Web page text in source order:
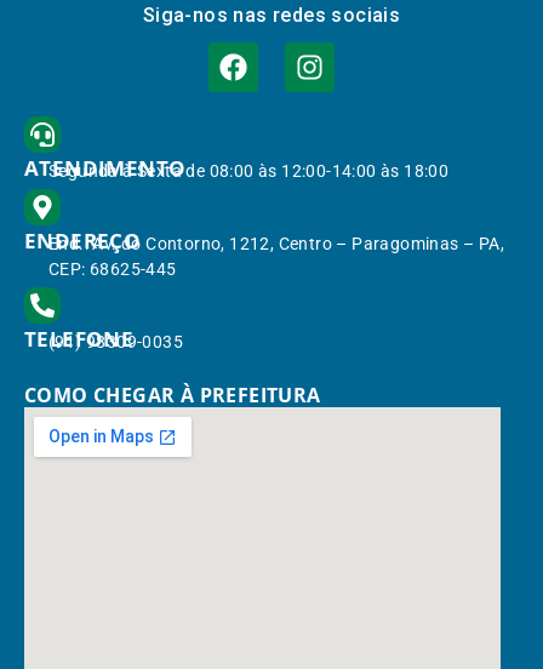
Siga-nos nas redes sociais
ATENDIMENTO
Segunda à Sexta de 08:00 às 12:00-14:00 às 18:00
ENDEREÇO
End.: Av. do Contorno, 1212, Centro – Paragominas – PA,
CEP: 68625-445
TELEFONE
(91) 98309-0035
COMO CHEGAR À PREFEITURA